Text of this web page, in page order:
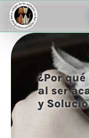
¿Por
al ser
y